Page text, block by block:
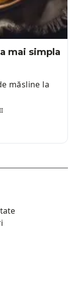
mai simpla
măsline la